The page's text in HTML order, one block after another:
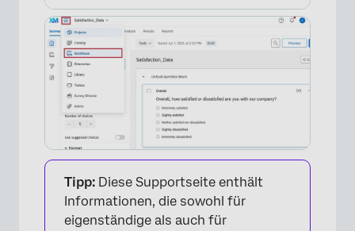
Tipp: Diese Supportseite enthält
Informationen, die sowohl für
eigenständige als auch für